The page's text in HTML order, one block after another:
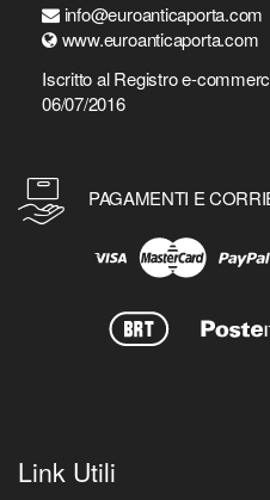
info@euroanticaporta.com
www.euroanticaporta.com
Iscritto al Registro e-
06/07/2016
PAGAMENTI E
Link Utili